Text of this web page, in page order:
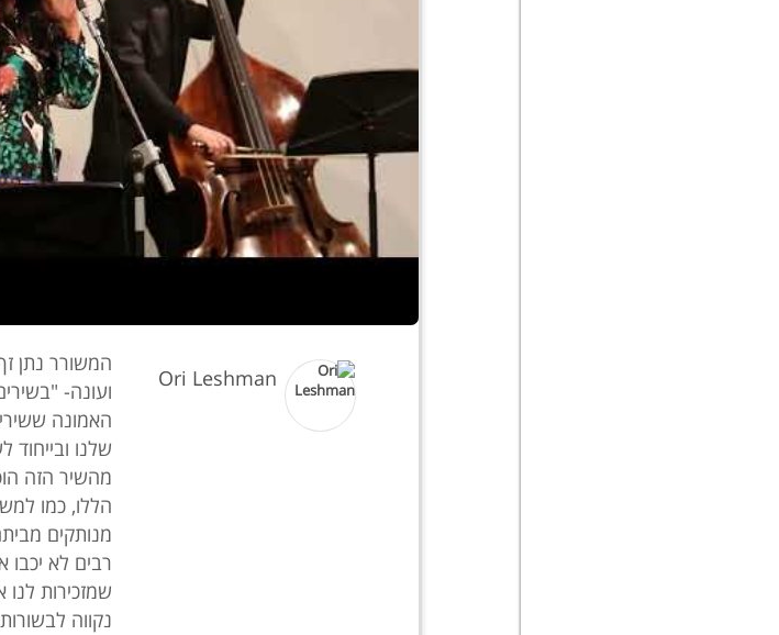
Ori Leshman
המשורר נתן
ועונה-
האמונה
שלנו ובייחוד
מהשיר הזה
הללו, כמו
מנותקים
רבים לא
שמזכירות
נקווה